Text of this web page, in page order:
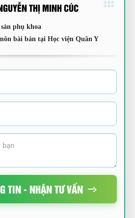
THỊ MINH CÚC
phụ khoa
bài bản tại Học viện Quân Y
TIN - NHẬN TƯ VẤN